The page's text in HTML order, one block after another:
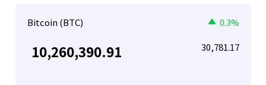
Bitcoin (BTC) 0.3%
10,260,390.91 30,781.17